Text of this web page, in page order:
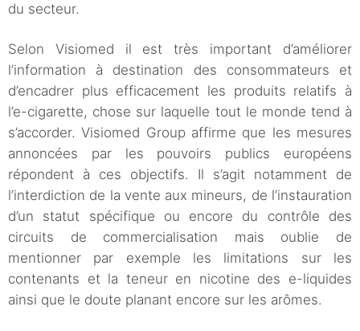
du secteur.
Selon Visiomed il est très important d’améliorer
l’information à destination des consommateurs et
d’encadrer plus efficacement les produits relatifs à
l’e-cigarette, chose sur laquelle tout le monde tend à
s’accorder. Visiomed Group affirme que les mesures
annoncées par les pouvoirs publics européens
répondent à ces objectifs. Il s’agit notamment de
l’interdiction de la vente aux mineurs, de l’instauration
d’un statut spécifique ou encore du contrôle des
circuits de commercialisation mais oublie de
mentionner par exemple les limitations sur les
contenants et la teneur en nicotine des e-liquides
ainsi que le doute planant encore sur les arômes.